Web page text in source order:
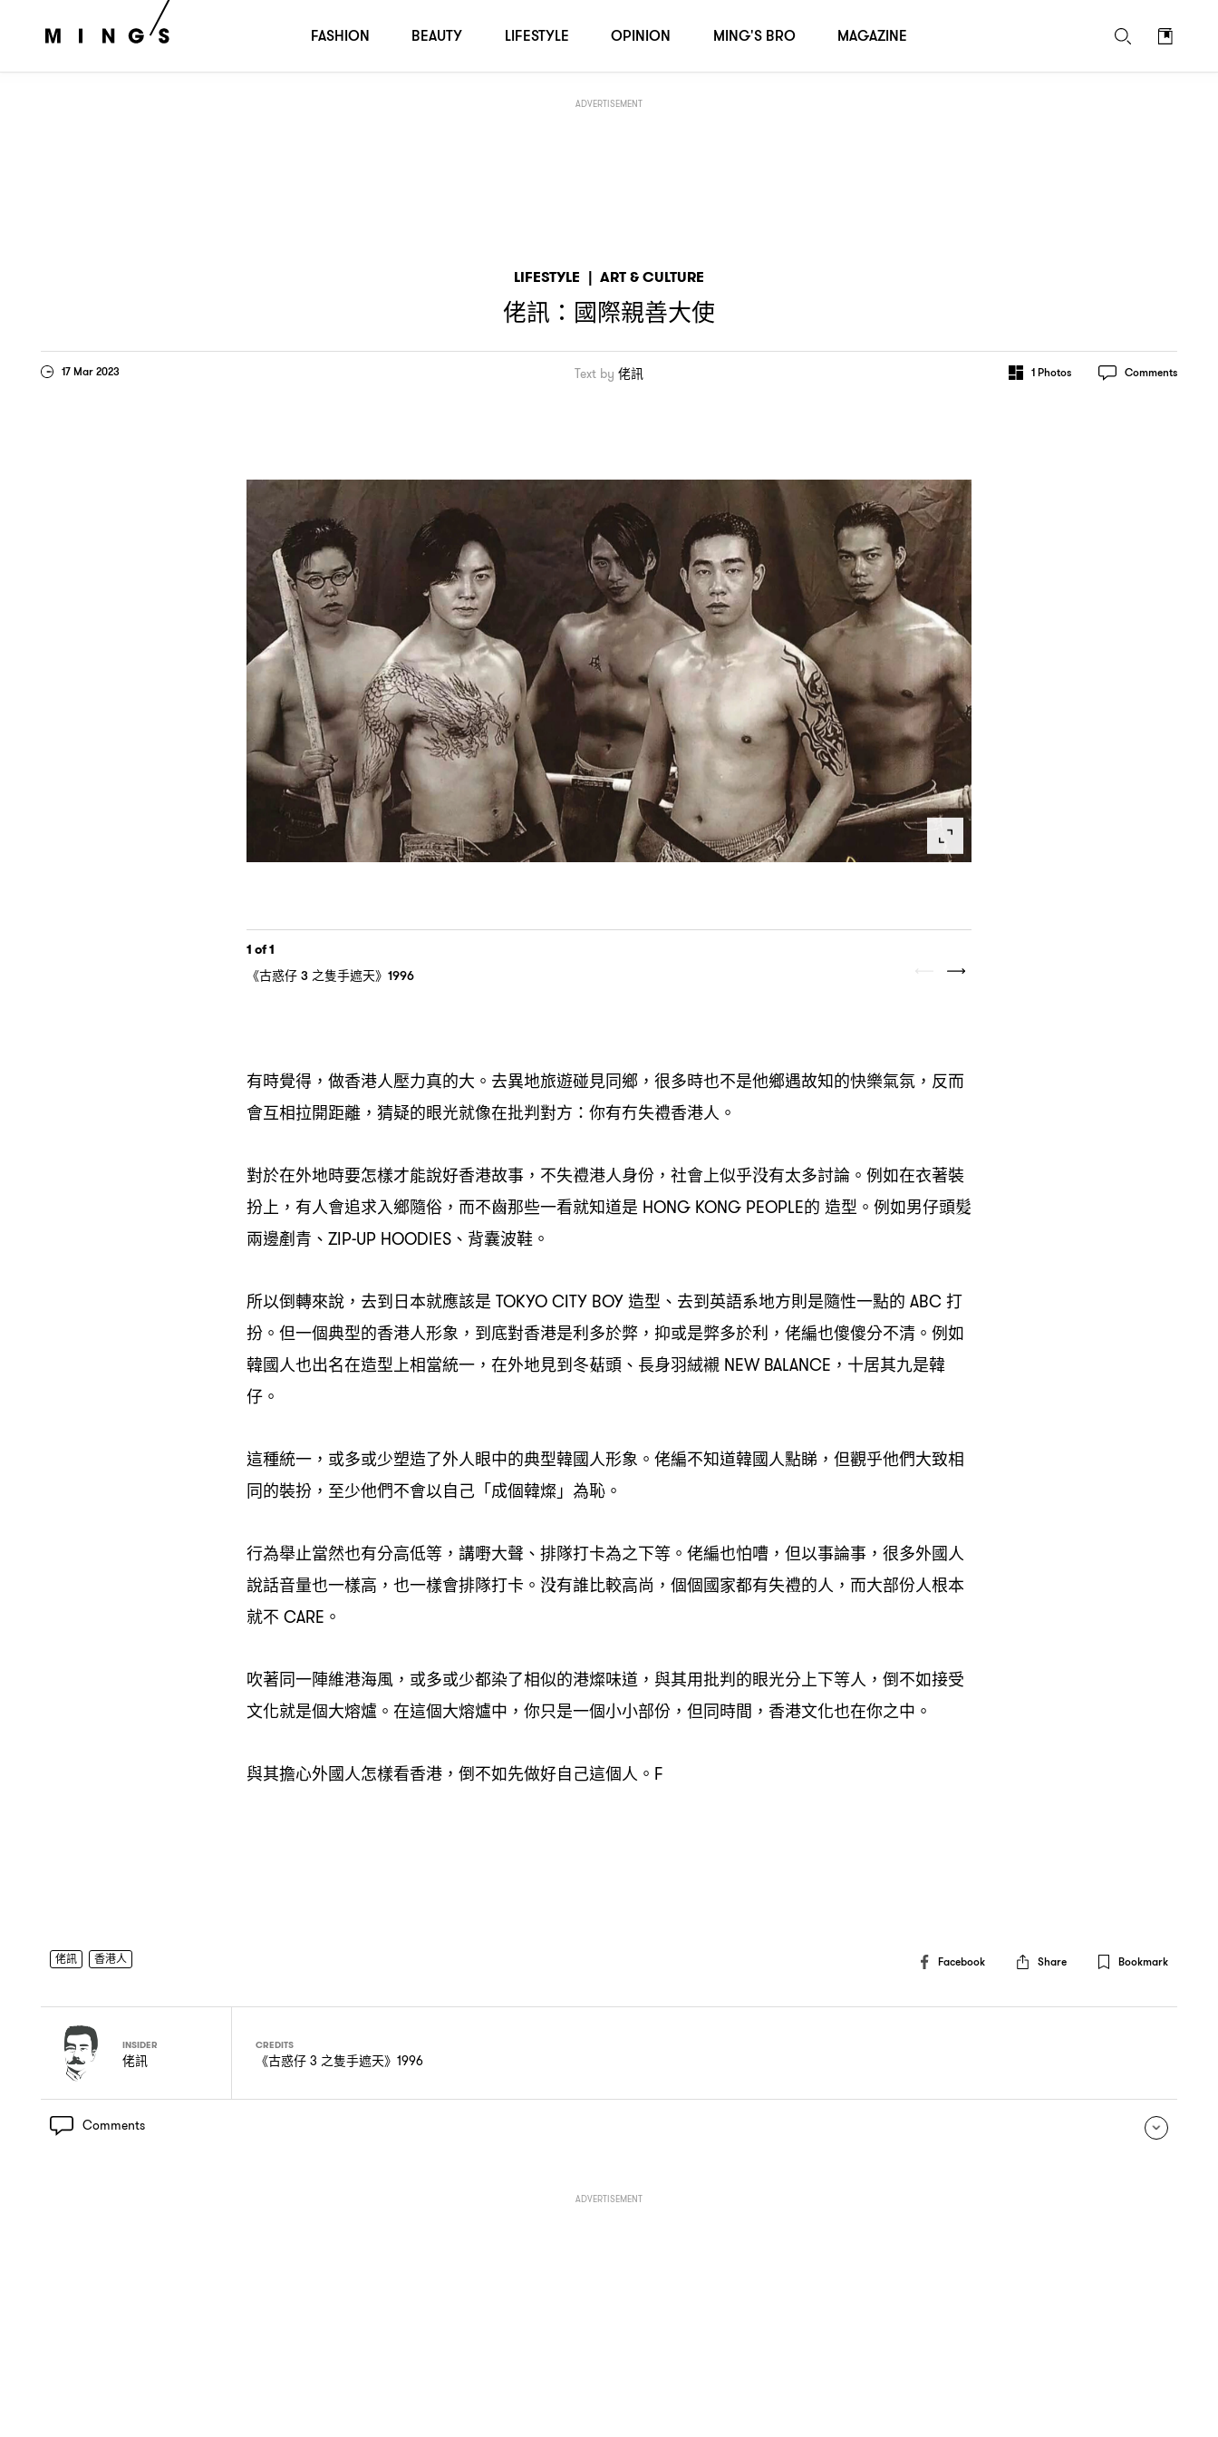
ADVERTISEMENT
LIFESTYLE | ART & CULTURE
佬訊 ： 國際親善大使
17 Mar 2023 Text by 佬訊 1Photos Comments
1 of 1
《古惑仔 3 之隻手遮天》 1996
有時覺得 ， 做香港人壓力真的大。去異地旅遊碰見同鄉 ， 很多時也不是他鄉遇故知的快樂氣氛 ， 反而
會互相拉開距離 ， 猜疑的眼光就像在批判對方 ： 你有冇失禮香港人。
對於在外地時要怎樣才能說好香港故事 ， 不失禮港人身份 ， 社會上似乎没有太多討論。例如在衣著裝
扮上 ， 有人會追求入鄉隨俗 ， 而不齒那些一看就知道是 HONG KONG PEOPLE的 造型。例如男仔頭髪
兩邊剷青、 ZIP-UP HOODIES 、背囊波鞋。
所以倒轉來說 ， 去到日本就應該是 TOKYO CITY BOY造型、去到英語系地方則是隨性一點的 ABC打
扮。但一個典型的香港人形象 ， 到底對香港是利多於弊 ， 抑或是弊多於利 ， 佬編也傻傻分不清。例如
韓國人也出名在造型上相當統一 ， 在外地見到冬菇頭、長身羽絨襯 NEW BALANCE， 十居其九是韓
仔。
這種統一 ， 或多或少塑造了外人眼中的典型韓國人形象。佬編不知道韓國人點睇 ， 但觀乎他們大致相
同的裝扮 ， 至少他們不會以自己「成個韓燦」為恥。
行為舉止當然也有分高低等 ， 講嘢大聲、排隊打卡為之下等。佬編也怕嘈 ， 但以事論事 ， 很多外國人
說話音量也一樣高 ， 也一樣會排隊打卡。没有誰比較高尚 ， 個個國家都有失禮的人 ， 而大部份人根本
就不 CARE 。
吹著同一陣維港海風 ， 或多或少都染了相似的港燦味道 ， 與其用批判的眼光分上下等人 ， 倒不如接受
文化就是個大熔爐。在這個大熔爐中 ， 你只是一個小小部份 ， 但同時間 ， 香港文化也在你之中。
與其擔心外國人怎樣看香港 ， 倒不如先做好自己這個人。 F
佬訊 香港人 Facebook Share Bookmark
INSIDER
佬訊
CREDITS
《古惑仔 3 之隻手遮天》1996
Comments
ADVERTISEMENT
FASHION BEAUTY LIFESTYLE OPINION MING'S BRO MAGAZINE
佬訊 ： 國際親善大使